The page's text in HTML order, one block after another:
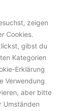
zeigen
Cookies.
gibst du
Kategorien
Erklärung
Verwendung
aber bitte
Umständen